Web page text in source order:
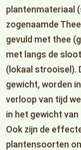
plantenmateriaal
zogenaamde
gevuld met thee
met langs de
(lokaal strooisel).
gewicht, worden
verloop van tijd
in het gewicht
Ook zijn de
plantensoorten